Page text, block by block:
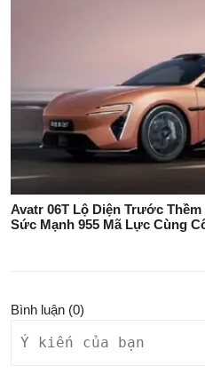
Avatr 06T Lộ Diện Trước
Sức Mạnh 955 Mã Lực Cùng
Bình luận (0)